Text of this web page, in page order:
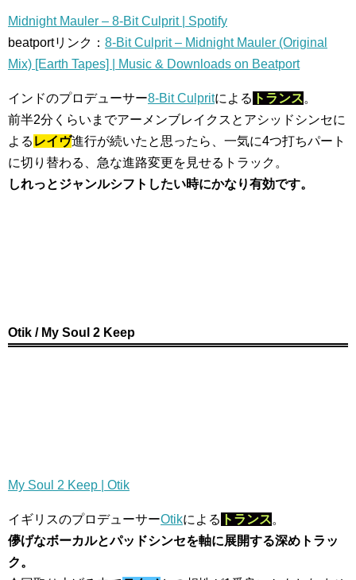
Midnight Mauler – 8-Bit Culprit | Spotify
beatportリンク： 8-Bit Culprit – Midnight Mauler (Original
Mix) [Earth Tapes] | Music & Downloads on Beatport
インドのプロデューサー8-Bit Culpritによる トランス。
前半2分くらいまでアーメンブレイクスとアシッドシンセに
よる レイヴ進行が続いたと思ったら、一気に4つ打ちパート
に切り替わる、急な進路変更を見せるトラック。
しれっとジャンルシフトしたい時にかなり有効です。
Otik / My Soul 2 Keep
My Soul 2 Keep | Otik
イギリスのプロデューサーOtikによる トランス。
儚げなボーカルとパッドシンセを軸に展開する深めトラッ
ク。